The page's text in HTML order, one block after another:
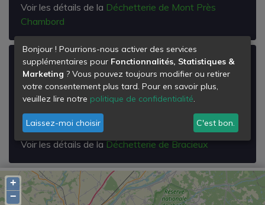
Voir les détails de la Déchetterie de Mont Près
Chambord
Déchetterie de Bracieux
Lieu Dit
145 Rue des Genêts
Bracieux
Voir les détails de laDéchetterie de Bracieux
+
−
Bonjour ! Pourrions-nous activer des services
supplémentaires pour Fonctionnalités, Statistiques &
Marketing ? Vous pouvez toujours modifier ou retirer
votre consentement plus tard. Pour en savoir plus,
veuillez lire notre politique de confidentialité.
Laissez-moi choisir C'est bon.